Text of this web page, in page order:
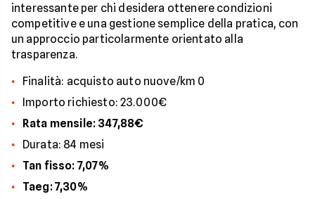
interessante per chi desidera ottenere condizioni
competitive e una gestione semplice della pratica, con
un approccio particolarmente orientato alla
trasparenza.
Finalità: acquisto auto nuove/km 0
Importo richiesto: 23.000€
Rata mensile: 347,88€
Durata: 84 mesi
Tan fisso: 7,07%
Taeg: 7,30%